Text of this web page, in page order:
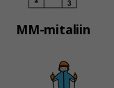
MM-mitaliin